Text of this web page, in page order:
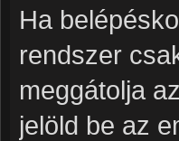
Ha
rendszer
meggátolja
jelöld be az